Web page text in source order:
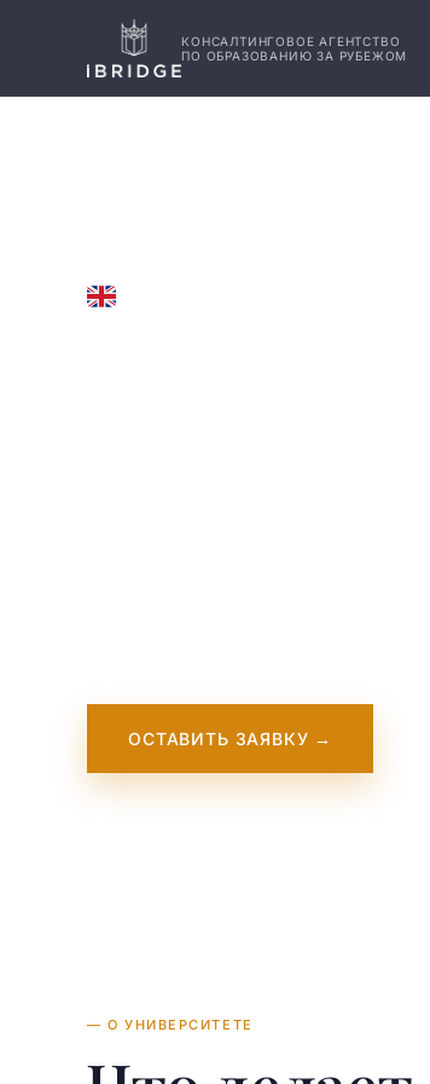
КОНСАЛТИНГОВОЕ АГЕНТСТВО
ПО ОБРАЗОВАНИЮ ЗА РУБЕЖОМ
ОСТАВИТЬ ЗАЯВКУ →
— О УНИВЕРСИТЕТЕ